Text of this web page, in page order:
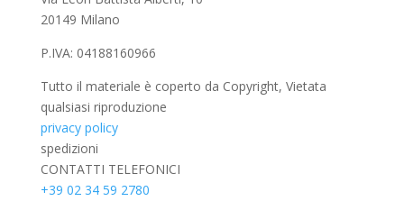
20149 Milano
P.IVA: 04188160966
Tutto il materiale è coperto da Copyright, Vietata
qualsiasi riproduzione
privacy policy
spedizioni
CONTATTI TELEFONICI
+39 02 34 59 2780